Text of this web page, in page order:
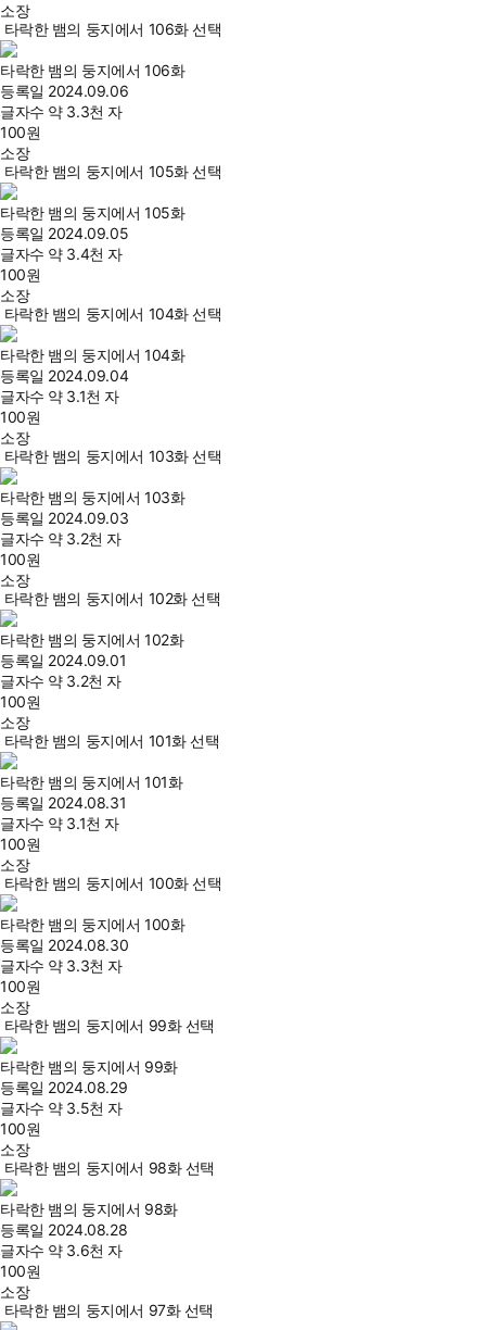
소장
타락한 뱀의 둥지에서 106화 선택
타락한 뱀의 둥지에서 106화
등록일 2024.09.06
글자수 약 3.3천 자
100원
소장
타락한 뱀의 둥지에서 105화 선택
타락한 뱀의 둥지에서 105화
등록일 2024.09.05
글자수 약 3.4천 자
100원
소장
타락한 뱀의 둥지에서 104화 선택
타락한 뱀의 둥지에서 104화
등록일 2024.09.04
글자수 약 3.1천 자
100원
소장
타락한 뱀의 둥지에서 103화 선택
타락한 뱀의 둥지에서 103화
등록일 2024.09.03
글자수 약 3.2천 자
100원
소장
타락한 뱀의 둥지에서 102화 선택
타락한 뱀의 둥지에서 102화
등록일 2024.09.01
글자수 약 3.2천 자
100원
소장
타락한 뱀의 둥지에서 101화 선택
타락한 뱀의 둥지에서 101화
등록일 2024.08.31
글자수 약 3.1천 자
100원
소장
타락한 뱀의 둥지에서 100화 선택
타락한 뱀의 둥지에서 100화
등록일 2024.08.30
글자수 약 3.3천 자
100원
소장
타락한 뱀의 둥지에서 99화 선택
타락한 뱀의 둥지에서 99화
등록일 2024.08.29
글자수 약 3.5천 자
100원
소장
타락한 뱀의 둥지에서 98화 선택
타락한 뱀의 둥지에서 98화
등록일 2024.08.28
글자수 약 3.6천 자
100원
소장
타락한 뱀의 둥지에서 97화 선택